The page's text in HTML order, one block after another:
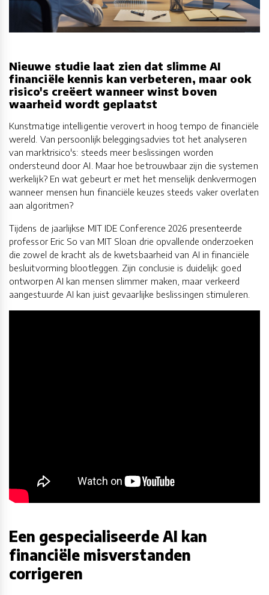
Nieuwe studie laat zien dat slimme AI
financiële kennis kan verbeteren, maar ook
risico's creëert wanneer winst boven
waarheid wordt geplaatst
Kunstmatige intelligentie verovert in hoog tempo de financiële
wereld. Van persoonlijk beleggingsadvies tot het analyseren
van marktrisico's: steeds meer beslissingen worden
ondersteund door AI. Maar hoe betrouwbaar zijn die systemen
werkelijk? En wat gebeurt er met het menselijk denkvermogen
wanneer mensen hun financiële keuzes steeds vaker overlaten
aan algoritmen?
Tijdens de jaarlijkse MIT IDE Conference 2026 presenteerde
professor Eric So van MIT Sloan drie opvallende onderzoeken
die zowel de kracht als de kwetsbaarheid van AI in financiële
besluitvorming blootleggen. Zijn conclusie is duidelijk: goed
ontworpen AI kan mensen slimmer maken, maar verkeerd
aangestuurde AI kan juist gevaarlijke beslissingen stimuleren.
Een gespecialiseerde AI kan
financiële misverstanden
corrigeren